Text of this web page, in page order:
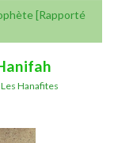
[Rapporté
Les Hanafites